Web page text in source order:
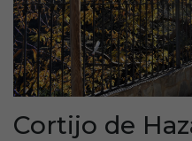
Cortijo de